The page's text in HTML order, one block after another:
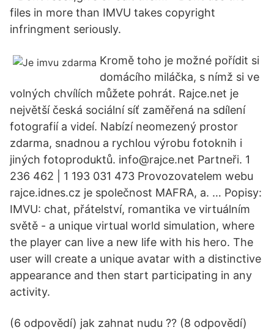
files in more than IMVU takes copyright
infringment seriously.
Kromě toho je možné pořídit si
domácího miláčka, s nímž si ve
volných chvílích můžete pohrát. Rajce.net je
největší česká sociální síť zaměřená na sdílení
fotografií a videí. Nabízí neomezený prostor
zdarma, snadnou a rychlou výrobu fotoknih i
jiných fotoproduktů. info@rajce.net Partneři. 1
236 462 | 1 193 031 473 Provozovatelem webu
rajce.idnes.cz je společnost MAFRA, a. … Popisy:
IMVU: chat, přátelství, romantika ve virtuálním
světě - a unique virtual world simulation, where
the player can live a new life with his hero. The
user will create a unique avatar with a distinctive
appearance and then start participating in any
activity.
(6 odpovědí) jak zahnat nudu ?? (8 odpovědí)